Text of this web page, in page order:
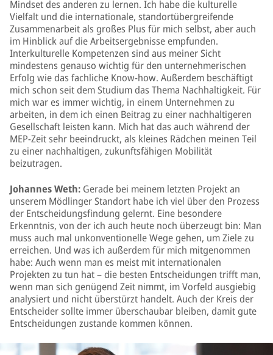
Mindset des anderen zu lernen. Ich habe die kulturelle
Vielfalt und die internationale, standortübergreifende
Zusammenarbeit als großes Plus für mich selbst, aber auch
im Hinblick auf die Arbeitsergebnisse empfunden.
Interkulturelle Kompetenzen sind aus meiner Sicht
mindestens genauso wichtig für den unternehmerischen
Erfolg wie das fachliche Know-how. Außerdem beschäftigt
mich schon seit dem Studium das Thema Nachhaltigkeit. Für
mich war es immer wichtig, in einem Unternehmen zu
arbeiten, in dem ich einen Beitrag zu einer nachhaltigeren
Gesellschaft leisten kann. Mich hat das auch während der
MEP-Zeit sehr beeindruckt, als kleines Rädchen meinen Teil
zu einer nachhaltigen, zukunftsfähigen Mobilität
beizutragen.
Johannes Weth: Gerade bei meinem letzten Projekt an
unserem Mödlinger Standort habe ich viel über den Prozess
der Entscheidungsfindung gelernt. Eine besondere
Erkenntnis, von der ich auch heute noch überzeugt bin: Man
muss auch mal unkonventionelle Wege gehen, um Ziele zu
erreichen. Und was ich außerdem für mich mitgenommen
habe: Auch wenn man es meist mit internationalen
Projekten zu tun hat – die besten Entscheidungen trifft man,
wenn man sich genügend Zeit nimmt, im Vorfeld ausgiebig
analysiert und nicht überstürzt handelt. Auch der Kreis der
Entscheider sollte immer überschaubar bleiben, damit gute
Entscheidungen zustande kommen können.